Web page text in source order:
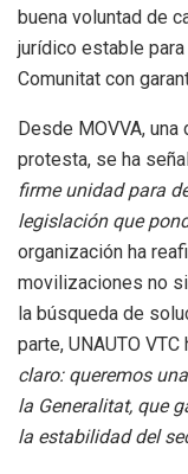
buena voluntad de
jurídico estable
Comunitat con
Desde MOVVA,
protesta, se ha
firme unidad para
legislación que
organización ha
movilizaciones no
la búsqueda de
parte, UNAUTO
claro: queremos
la Generalitat, que
la estabilidad del